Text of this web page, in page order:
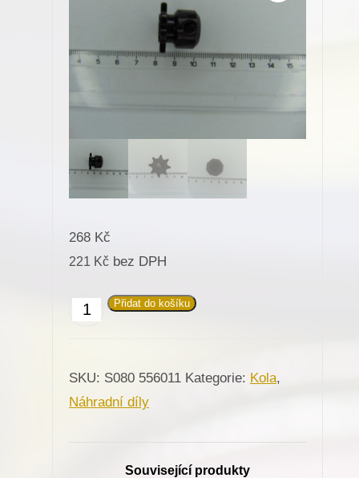
268 Kč
221 Kč bez DPH
556011
pro
Minerva
Přidat do košíku
SKU: S080 556011 Kategorie: Kola,
Náhradní díly
Související produkty